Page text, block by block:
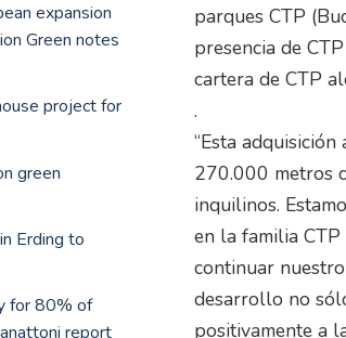
parques CTP
presencia de
cartera de CTP
.
“Esta
270.000 metros
inquilinos.
en la familia
continuar
desarrollo no
positivamente a
expansion
Green notes
project for
green
Erding to
for 80% of
report